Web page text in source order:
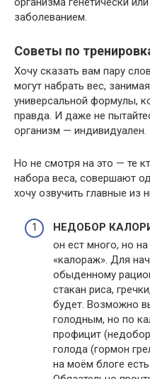
заболеванием.
Советы по
Хочу сказать вам пару
могут набрать вес,
универсальной формулы,
правда. И даже не
организм — индивидуален.
Но не смотря на это — те
набора веса, совершают
хочу озвучить главные из
НЕДОБОР
он ест много, но
«калораж». Для
обыденному
стакан риса,
будет. Возможно
голодным, но по
профицит
голода (гормон
на моём блоге